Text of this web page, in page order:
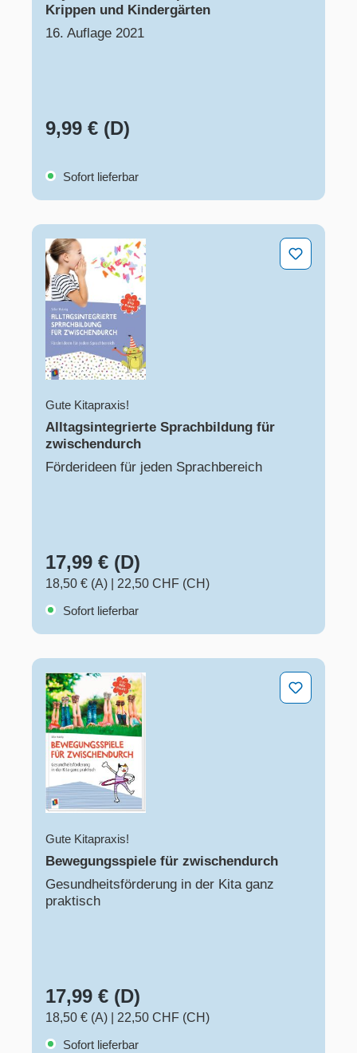
Krippen und Kindergärten
16. Auflage 2021
9,99 € (D)
Sofort lieferbar
Alltagsintegrierte Sprachbildung für zwischendurch
Gute Kitapraxis!
Alltagsintegrierte Sprachbildung für
zwischendurch
Förderideen für jeden Sprachbereich
17,99 € (D)
18,50 € (A)
22,50 CHF (CH)
Sofort lieferbar
Bewegungsspiele für zwischendurch
Gute Kitapraxis!
Bewegungsspiele für zwischendurch
Gesundheitsförderung in der Kita ganz
praktisch
17,99 € (D)
18,50 € (A)
22,50 CHF (CH)
Sofort lieferbar